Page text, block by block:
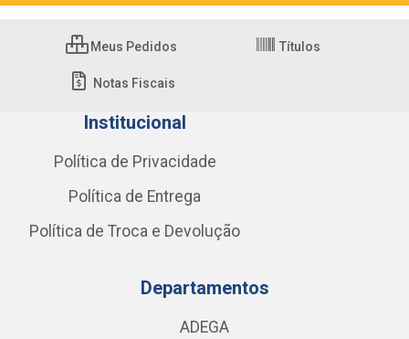
Meus Pedidos Títulos
Notas Fiscais
Institucional
Política de Privacidade
Política de Entrega
Política de Troca e Devolução
Departamentos
ADEGA